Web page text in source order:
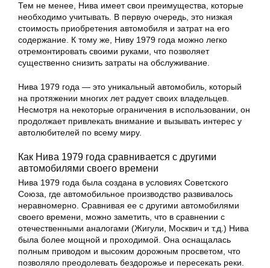
Тем не менее, Нива имеет свои преимущества, которые
необходимо учитывать. В первую очередь, это низкая
стоимость приобретения автомобиля и затрат на его
содержание. К тому же, Ниву 1979 года можно легко
отремонтировать своими руками, что позволяет
существенно снизить затраты на обслуживание.
Нива 1979 года — это уникальный автомобиль, который
на протяжении многих лет радует своих владельцев.
Несмотря на некоторые ограничения в использовании, он
продолжает привлекать внимание и вызывать интерес у
автолюбителей по всему миру.
Как Нива 1979 года сравнивается с другими
автомобилями своего времени
Нива 1979 года была создана в условиях Советского
Союза, где автомобильное производство развивалось
неравномерно. Сравнивая ее с другими автомобилями
своего времени, можно заметить, что в сравнении с
отечественными аналогами (Жигули, Москвич и т.д.) Нива
была более мощной и проходимой. Она оснащалась
полным приводом и высоким дорожным просветом, что
позволяло преодолевать бездорожье и пересекать реки.